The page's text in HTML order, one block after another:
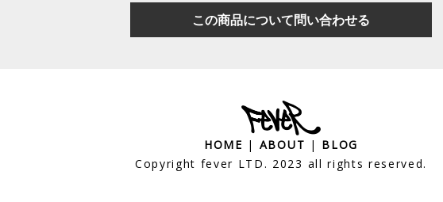
この商品について問い合わせる
HOME | ABOUT | BLOG
Copyright fever LTD. 2023 all rights reserved.